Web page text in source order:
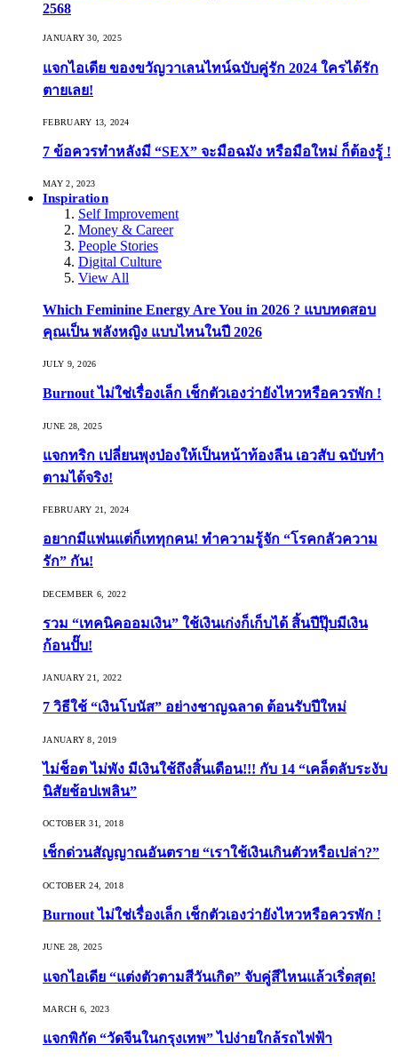
2568
JANUARY 30, 2025
แจกไอเดีย ของขวัญวาเลนไทน์ฉบับคู่รัก 2024 ใครได้รัก
ตายเลย!
FEBRUARY 13, 2024
7 ข้อควรทำหลังมี “SEX” จะมือฉมัง หรือมือใหม่ ก็ต้องรู้ !
MAY 2, 2023
Inspiration
Self Improvement
Money & Career
People Stories
Digital Culture
View All
Which Feminine Energy Are You in 2026 ? แบบทดสอบ
คุณเป็น พลังหญิง แบบไหนในปี 2026
JULY 9, 2026
Burnout ไม่ใช่เรื่องเล็ก เช็กตัวเองว่ายังไหวหรือควรพัก !
JUNE 28, 2025
แจกทริก เปลี่ยนพุงป่องให้เป็นหน้าท้องลีน เอวสับ ฉบับทำ
ตามได้จริง!
FEBRUARY 21, 2024
อยากมีแฟนแต่ก็เททุกคน! ทำความรู้จัก “โรคกลัวความ
รัก” กัน!
DECEMBER 6, 2022
รวม “เทคนิคออมเงิน” ใช้เงินเก่งก็เก็บได้ สิ้นปีปุ๊บมีเงิน
ก้อนปั๊บ!
JANUARY 21, 2022
7 วิธีใช้ “เงินโบนัส” อย่างชาญฉลาด ต้อนรับปีใหม่
JANUARY 8, 2019
ไม่ช็อต ไม่พัง มีเงินใช้ถึงสิ้นเดือน!!! กับ 14 “เคล็ดลับระงับ
นิสัยช้อปเพลิน”
OCTOBER 31, 2018
เช็กด่วนสัญญาณอันตราย “เราใช้เงินเกินตัวหรือเปล่า?”
OCTOBER 24, 2018
Burnout ไม่ใช่เรื่องเล็ก เช็กตัวเองว่ายังไหวหรือควรพัก !
JUNE 28, 2025
แจกไอเดีย “แต่งตัวตามสีวันเกิด” จับคู่สีไหนแล้วเริ่ดสุด!
MARCH 6, 2023
แจกพิกัด “วัดจีนในกรุงเทพ” ไปง่ายใกล้รถไฟฟ้า